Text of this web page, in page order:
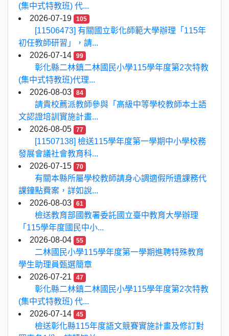
(集中式特教班) 代...
2026-07-19
105
[11506473] 有關國立彰化師範大學辦理「115年
初任教師研習」，請...
2026-07-14
99
彰化縣二林鎮二林國民小學115學年度第2次特教
(集中式特教班)代理...
2026-08-03
84
請貴校薦派教師參與「高級中等學校教師本土語
文認證培訓實施計畫...
2026-08-05
77
[11507138] 檢送115學年度第一學期中小學校務
發展會議社會教育科...
2026-07-15
70
有關本縣所屬學校教師請身心調適假所遺課務代
課鐘點費案，詳如說...
2026-08-03
61
檢送教育部國教署委託國立臺中教育大學辦理
「115學年度國民中小...
2026-08-04
55
二林國民小學115學年度第一學期進聘特殊教育
學生助理員甄選簡章
2026-07-21
47
彰化縣二林鎮二林國民小學115學年度第2次特教
(集中式特教班) 代...
2026-07-14
45
檢送彰化縣115年度語文競賽實施計畫及修訂對